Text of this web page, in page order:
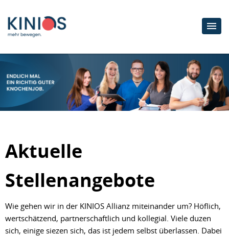
Aktuelle
Stellenangebote
Wie gehen wir in der KINIOS Allianz miteinander um? Höflich,
wertschätzend, partnerschaftlich und kollegial. Viele duzen
sich, einige siezen sich, das ist jedem selbst überlassen. Dabei